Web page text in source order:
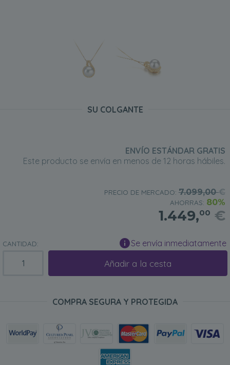
SU COLGANTE
ENVÍO ESTÁNDAR GRATIS
Este producto se envía en menos de 12 horas hábiles.
PRECIO DE MERCADO: 7.099,00€
AHORRAS: 80%
1.449,00 €
CANTIDAD: Se envía inmediatamente
Añadir a la cesta
COMPRA SEGURA Y PROTEGIDA